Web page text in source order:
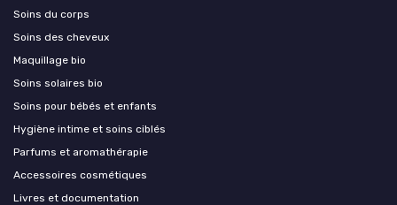
Soins du corps
Soins des cheveux
Maquillage bio
Soins solaires bio
Soins pour bébés et enfants
Hygiène intime et soins ciblés
Parfums et aromathérapie
Accessoires cosmétiques
Livres et documentation